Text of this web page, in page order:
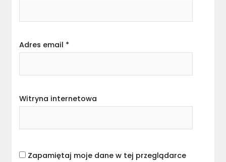
Adres email *
Witryna internetowa
Zapamiętaj moje dane w tej przeglądarce